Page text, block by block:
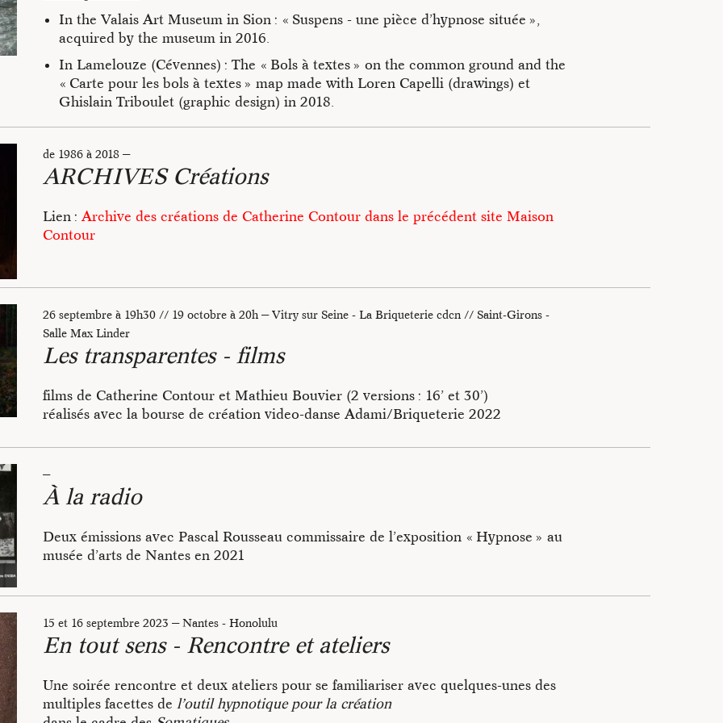
Site les Bazis
l’expérience de la danse. Par des gestes simples mais soigneusement orchestrés,
cette technique permet de créer et de construire une relation à soi, à son
environnement et aux autres, des plus émancipatrices. Dans une société en
perpétuelle accélération, prêter attention devient une forme de résistance. Prendre
le temps, un acte politique.
hypnotique ». Il en explore les possibilités, dans une nouvelle édition revue et
augmentée, pour mettre en mouvement et transformer les corps et les imaginaires.
In the Valais Art Museum in Sion : « Suspens - une pièce d’hypnose située »,
acquired by the museum in 2016.
In Lamelouze (Cévennes) : The « Bols à textes » on the common ground and the
« Carte pour les bols à textes » map made with Loren Capelli (drawings) et
Ghislain Triboulet (graphic design) in 2018.
Books
Naïca, 2017
de 1986 à 2018—
ARCHIVES Créations
Lien : Archive des créations de Catherine Contour dans le précédent site Maison
Contour
26 septembre à 19h30 // 19 octobre à 20h—Vitry sur Seine - La Briqueterie cdcn // Saint-Girons -
Salle Max Linder
Les transparentes - films
films de Catherine Contour et Mathieu Bouvier (2 versions : 16’ et 30’)
réalisés avec la bourse de création video-danse Adami/Briqueterie 2022
EXCENTRIQUES :
Les transparentes - version courte
. le 19 octobre à Saint-Girons dans le cadre du festival Mouvements! Danse
Les transparentes - version longue en présence de Catherine Contour
Conception et chorégraphie : Catherine Contour
Interprétation : Catherine Contour, Sonia Delbost-Henry, Marie-Lise Naud et Ava
Nomberg
Montage : Catherine Contour et Mathieu Bouvier
—
À la radio
Deux émissions avec Pascal Rousseau commissaire de l’exposition « Hypnose » au
musée d’arts de Nantes en 2021
matière 04/10/20
artistique » - Émission Le réveil culturel 03/11/20
15 et 16 septembre 2023 —Nantes - Honolulu
En tout sens - Rencontre et ateliers
Une soirée rencontre et deux ateliers pour se familiariser avec quelques-unes des
multiples facettes de l’outil hypnotique pour la création